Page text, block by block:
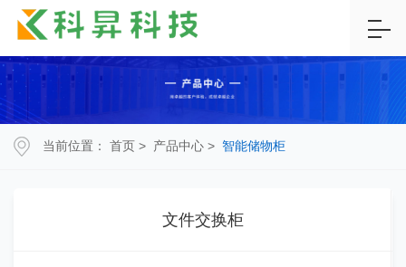
当前位置： 首页 > 产品中心 > 智能储物柜
文件交换柜